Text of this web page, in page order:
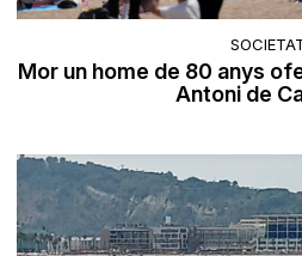
Mor un home de 80 anys
Antoni de